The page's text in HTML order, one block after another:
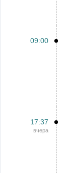
09:00
17:37
вчера